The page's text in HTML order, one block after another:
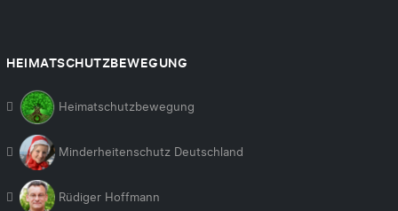
HEIMATSCHUTZBEWEGUNG
Heimatschutzbewegung
Minderheitenschutz Deutschland
Rüdiger Hoffmann